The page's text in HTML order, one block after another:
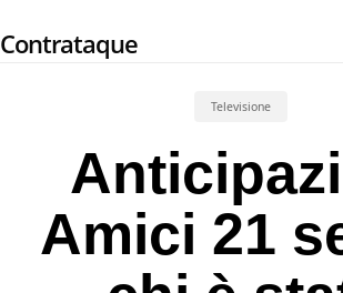
to
Contrataque
Televisione
Amici 21